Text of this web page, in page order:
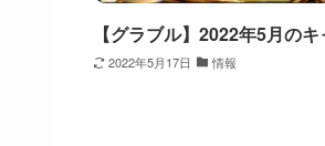
【グラブル】2022年5月の
2022年5月17日 情報